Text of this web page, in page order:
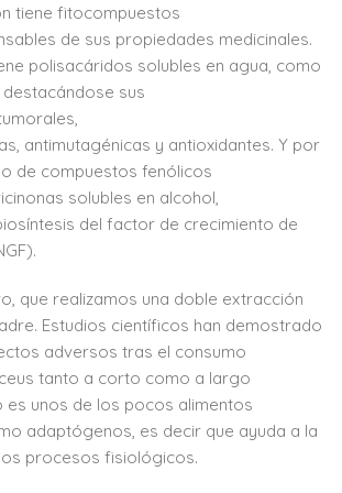
tiene fitocompuestos
de sus propiedades medicinales.
polisacáridos solubles en agua, como
destacándose sus
antimutagénicas y antioxidantes. Y por
de compuestos fenólicos
solubles en alcohol,
del factor de crecimiento de
que realizamos una doble extracción
Estudios científicos han demostrado
adversos tras el consumo
tanto a corto como a largo
es unos de los pocos alimentos
adaptógenos, es decir que ayuda a la
procesos fisiológicos.